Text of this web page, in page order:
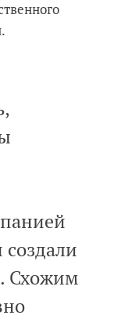
Схожим